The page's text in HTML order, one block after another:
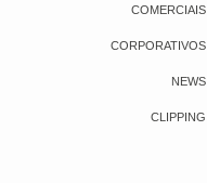
COMERCIAIS
CORPORATIVOS
NEWS
CLIPPING